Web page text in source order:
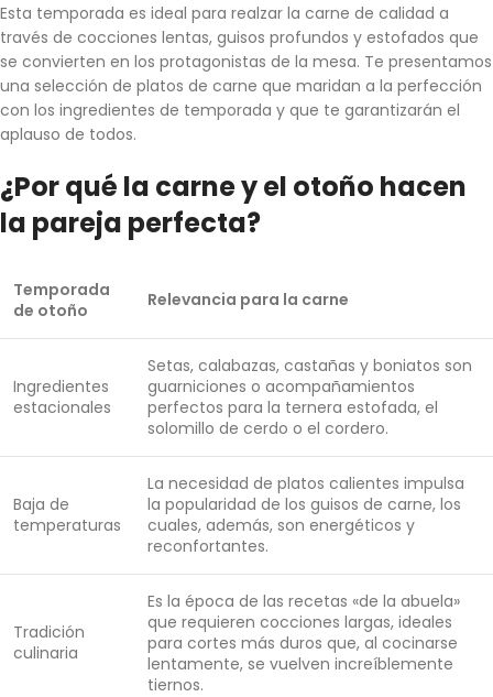
Esta temporada es ideal para realzar la carne de calidad a
través de cocciones lentas, guisos profundos y estofados que
se convierten en los protagonistas de la mesa. Te presentamos
una selección de platos de carne que maridan a la perfección
con los ingredientes de temporada y que te garantizarán el
aplauso de todos.
¿Por qué la carne y el otoño hacen
la pareja perfecta?
Temporada
de otoño
Relevancia para la carne
Ingredientes
estacionales
Setas, calabazas, castañas y boniatos son
guarniciones o acompañamientos
perfectos para la ternera estofada, el
solomillo de cerdo o el cordero.
Baja de
temperaturas
La necesidad de platos calientes impulsa
la popularidad de los guisos de carne, los
cuales, además, son energéticos y
reconfortantes.
Tradición
culinaria
Es la época de las recetas «de la abuela»
que requieren cocciones largas, ideales
para cortes más duros que, al cocinarse
lentamente, se vuelven increíblemente
tiernos.